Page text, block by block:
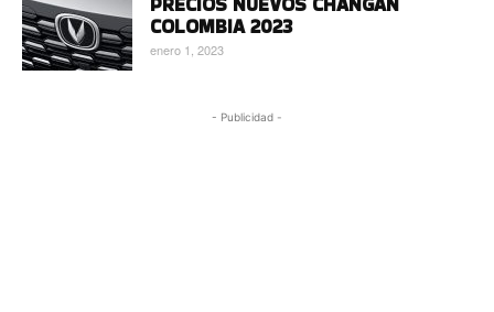
COLOMBIA 2023
enero 1, 2023
- Publicidad -